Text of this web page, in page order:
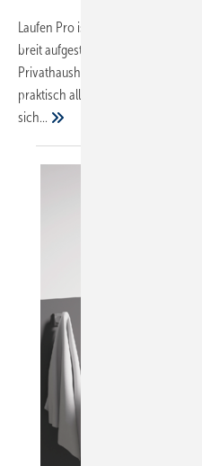
Laufen Pro ist eine echte
breit aufgestellte Komplettbadserie
Privathaushalten ­beliebt. Mit
praktisch allen Arten von WCs,
sich...